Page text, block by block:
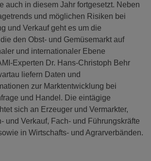
auch in diesem Jahr fortgesetzt. Neben
und möglichen Risiken bei
und Verkauf geht es um die
den Obst- und Gemüsemarkt auf
und internationaler Ebene
Experten Dr. Hans-Christoph Behr
liefern Daten und
zur Marktentwicklung bei
und Handel. Die eintägige
sich an Erzeuger und Vermarkter,
und Verkauf, Fach- und Führungskräfte
in Wirtschafts- und Agrarverbänden.